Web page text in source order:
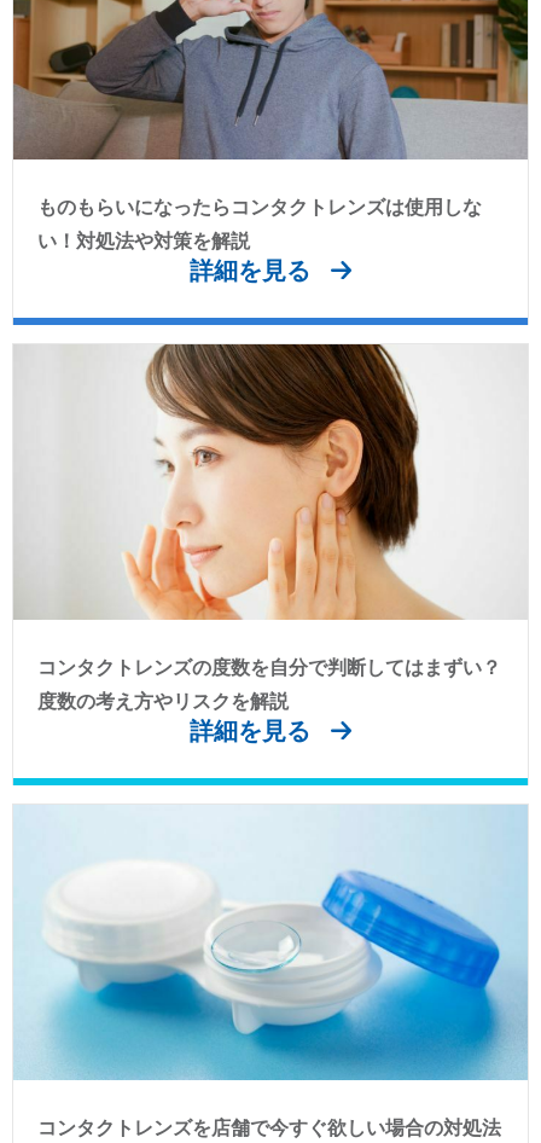
ものもらいになったらコンタクトレンズは使用しな
い！対処法や対策を解説
詳細を見る
コンタクトレンズの度数を自分で判断してはまずい？
度数の考え方やリスクを解説
詳細を見る
コンタクトレンズを店舗で今すぐ欲しい場合の対処法